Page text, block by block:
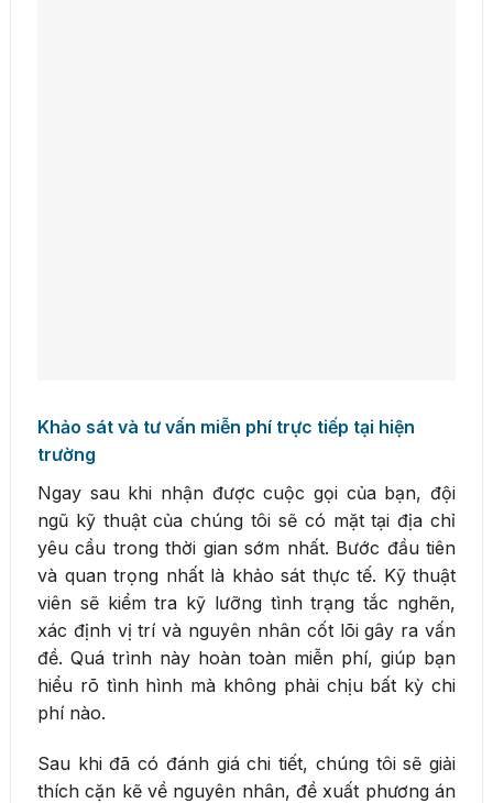
Khảo sát và tư vấn miễn phí trực tiếp tại hiện
trường
Ngay sau khi nhận được cuộc gọi của bạn, đội
ngũ kỹ thuật của chúng tôi sẽ có mặt tại địa chỉ
yêu cầu trong thời gian sớm nhất. Bước đầu tiên
và quan trọng nhất là khảo sát thực tế. Kỹ thuật
viên sẽ kiểm tra kỹ lưỡng tình trạng tắc nghẽn,
xác định vị trí và nguyên nhân cốt lõi gây ra vấn
đề. Quá trình này hoàn toàn miễn phí, giúp bạn
hiểu rõ tình hình mà không phải chịu bất kỳ chi
phí nào.
Sau khi đã có đánh giá chi tiết, chúng tôi sẽ giải
thích cặn kẽ về nguyên nhân, đề xuất phương án